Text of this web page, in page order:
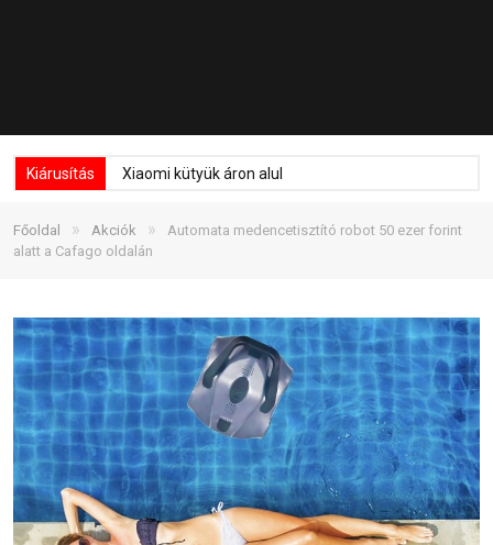
Kiárusítás Xiaomi kütyük áron alul
Főoldal » Akciók »
Automata medencetisztító robot 50 ezer forint
alatt a Cafago oldalán